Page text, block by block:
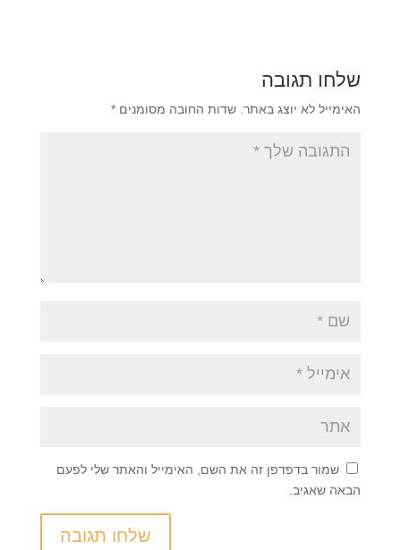
שלחו תגובה
האימייל לא יוצג באתר. שדות החובה מסומנים *
שמור בדפדפן זה את השם, האימייל והאתר שלי לפעם
הבאה שאגיב.